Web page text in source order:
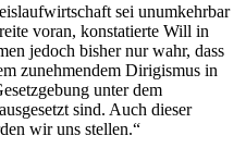
sei unumkehrbar
voran, konstatierte Will in
jedoch bisher nur wahr, dass
zunehmendem Dirigismus in
unter dem
sind. Auch dieser
wir uns stellen.“